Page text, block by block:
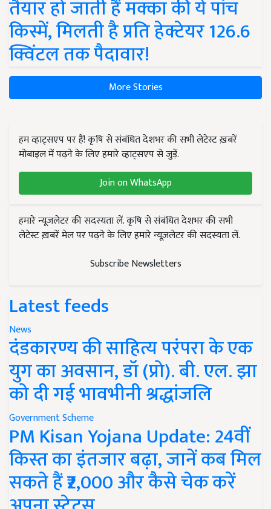
तैयार हो जाती हैं मक्का की ये पांच
किस्में, मिलती है प्रति हेक्टेयर 126.6
क्विंटल तक पैदावार!
More Stories
हम व्हाट्सएप पर हैं! कृषि से संबंधित देशभर की सभी लेटेस्ट ख़बरें
मोबाइल में पढ़ने के लिए हमारे व्हाट्सएप से जुड़ें.
Join on WhatsApp
हमारे न्यूज़लेटर की सदस्यता लें. कृषि से संबंधित देशभर की सभी
लेटेस्ट ख़बरें मेल पर पढ़ने के लिए हमारे न्यूज़लेटर की सदस्यता लें.
Subscribe Newsletters
Latest feeds
News
दंडकारण्य की साहित्य परंपरा के एक
युग का अवसान, डॉ (प्रो). बी. एल. झा
को दी गई भावभीनी श्रद्धांजलि
Government Scheme
PM Kisan Yojana Update: 24वीं
किस्त का इंतजार बढ़ा, जानें कब मिल
सकते हैं ₹2,000 और कैसे चेक करें